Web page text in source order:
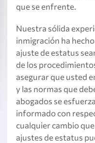
que se enfrente.
Nuestra sólida
inmigración ha
ajuste de estatus
de los
asegurar que usted
y las normas que
abogados se
informado con
cualquier cambio
ajustes de estatus